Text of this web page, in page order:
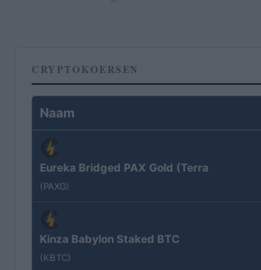
CRYPTOKOERSEN
Naam
Eureka Bridged PAX Gold (Terra
(PAXG)
Kinza Babylon Staked BTC
(KBTC)